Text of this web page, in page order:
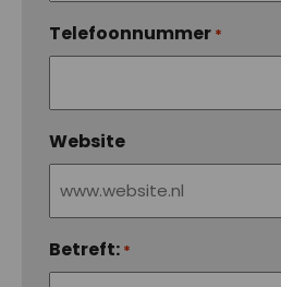
Telefoonnummer *
Website
Betreft: *